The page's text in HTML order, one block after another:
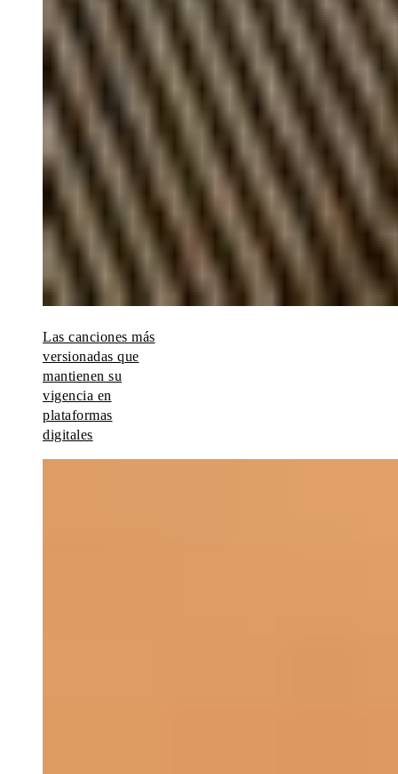
Las canciones más
versionadas que
mantienen su
vigencia en
plataformas
digitales